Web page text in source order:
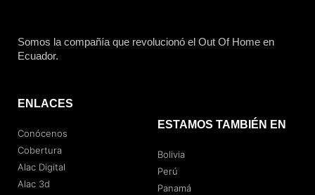
Somos la compañía que revolucionó el Out Of Home en
Ecuador.
ENLACES
Conócenos
Cobertura
Alac Digital
Alac 3d
ESTAMOS TAMBIÉN EN
Bolivia
Perú
Panamá